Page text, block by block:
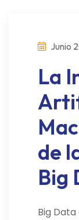
Junio
La
de
Big
Big